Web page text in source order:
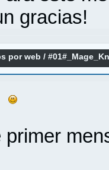
gracias!
por web /
primer